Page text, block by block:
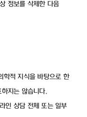
정보를 삭제한 다음
학적 지식을 바탕으로 한
지는 않습니다.
인 상담 전체 또는 일부